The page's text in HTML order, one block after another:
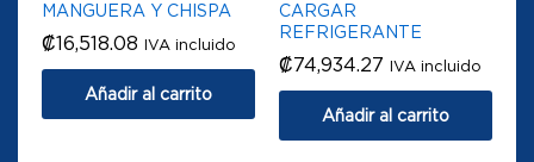
MANGUERA Y CHISPA
₡16,518.08 IVA incluido
Añadir al carrito
CARGAR
REFRIGERANTE
₡74,934.27 IVA incluido
Añadir al carrito